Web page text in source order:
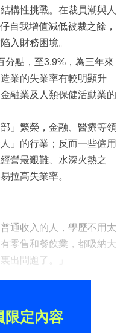
構性挑戰。在裁員潮與人
自我增值減低被裁之餘，
入財務困境。
分點，至3.9%，為三年來
業的失業率有較明顯升
融業及人類保健活動業的
」繁榮，金融、醫療等領
」的行業；反而一些僱用
營最艱難、水深火熱之
拉高失業率。
通收入的人，學歷不用太
零售和餐飲業，都吸納大
出問題了。」
限定內容